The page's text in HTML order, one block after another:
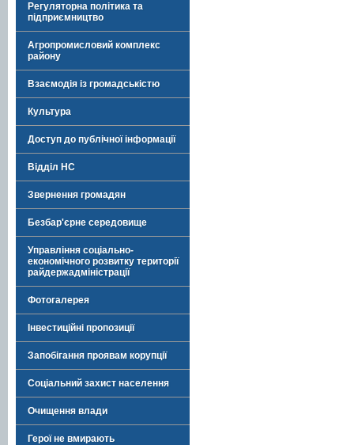
Регуляторна політика та
підприємництво
Агропромисловий комплекс
району
Взаємодія із громадськістю
Культура
Доступ до публічної інформації
Відділ НС
Звернення громадян
Безбар'єрне середовище
Управління соціально-
економічного розвитку території
райдержадміністрації
Фотогалерея
Інвестиційні пропозиції
Запобігання проявам корупції
Соціальний захист населення
Очищення влади
Герої не вмирають